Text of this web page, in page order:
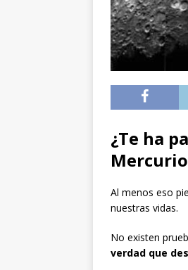
¿Te ha
Al menos eso
nuestras vidas.
No existen
verdad que